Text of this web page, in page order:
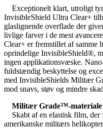
Exceptionelt klart, utroligt
InvisibleShield Ultra Clear+
glaslignende overflade der
livlige farver i de mest
Clear+ er fremstillet af samme
oprindelige InvisibleShield®,
ingen applikationsvæske.
fuldstændig beskyttelse og
med InvisibleShields Militær
mod snavs, støv og mindre
Militær Grade™-materiale
Skabt af en elastisk film, der
amerikanske militærs